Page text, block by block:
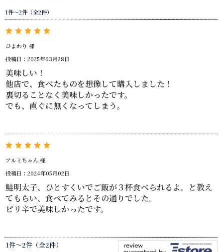
1件～2件（全2件）
ひまわり 様
投稿日：2025年03月28日
美味しい！
他店で、食べたものを想像して購入しました！
裏切ることなく美味しかったです。
でも、直ぐに無くなってしまう。
アルミちゃん 様
投稿日：2024年05月02日
鮭明太子、ひとすくいでご飯が３杯食べられるよ。と教え
てもらい、食べてみるとその通りでした。
ピリ辛で美味しかったです。
1件～2件（全2件）